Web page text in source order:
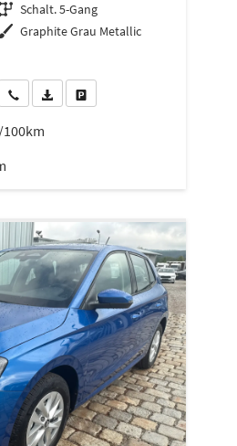
Getriebe Schalt. 5-Gang
Außenfarbe Graphite Grau Metallic
Wir rufen Sie anFahrzeugexposé (PDF)
Fahrzeug parken